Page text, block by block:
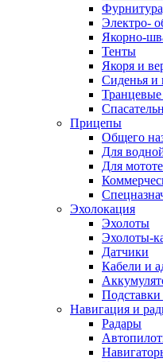
Электро-
Якорно-
Тенты
Якоря и
Сиденья и
Транцевые
Прицепы
Общего
Для
Для
Эхолокация
Эхолоты
Эхолоты-
Датчики
Кабели и
Навигация и
Радары